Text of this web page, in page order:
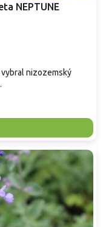
NEPTUNE
vybral nizozemský